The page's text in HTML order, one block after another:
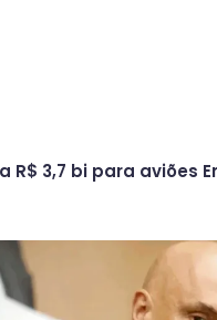
R$ 3,7 bi para aviões